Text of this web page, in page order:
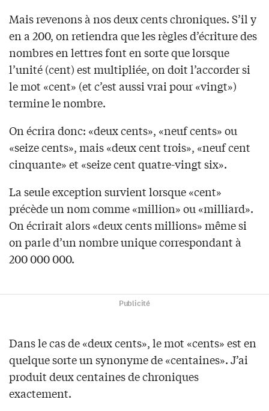
Mais revenons à nos deux cents chroniques. S’il y
en a 200, on retiendra que les règles d’écriture des
nombres en lettres font en sorte que lorsque
l’unité (cent) est multipliée, on doit l’accorder si
le mot «cent» (et c’est aussi vrai pour «vingt»)
termine le nombre.
On écrira donc: «deux cents», «neuf cents» ou
«seize cents», mais «deux cent trois», «neuf cent
cinquante» et «seize cent quatre-vingt six».
La seule exception survient lorsque «cent»
précède un nom comme «million» ou «milliard».
On écrirait alors «deux cents millions» même si
on parle d’un nombre unique correspondant à
200 000 000.
Publicité
Dans le cas de «deux cents», le mot «cents» est en
quelque sorte un synonyme de «centaines». J’ai
produit deux centaines de chroniques
exactement.